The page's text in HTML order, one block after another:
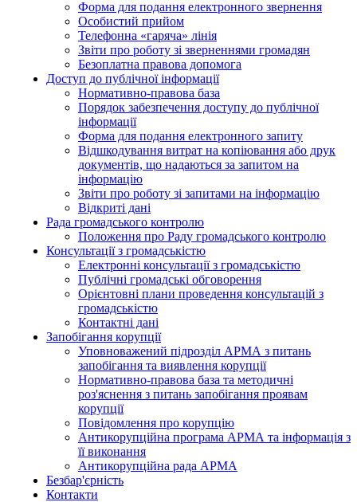
Форма для подання електронного звернення
Особистий прийом
Телефонна «гаряча» лінія
Звіти про роботу зі зверненнями громадян
Безоплатна правова допомога
Доступ до публічної інформації
Нормативно-правова база
Порядок забезпечення доступу до публічної
інформації
Форма для подання електронного запиту
Відшкодування витрат на копіювання або друк
документів, що надаються за запитом на
інформацію
Звіти про роботу зі запитами на інформацію
Відкриті дані
Рада громадського контролю
Положення про Раду громадського контролю
Консультації з громадськістю
Електронні консультації з громадськістю
Публічні громадські обговорення
Орієнтовні плани проведення консультацій з
громадськістю
Контактні дані
Запобігання корупції
Уповноважений підрозділ АРМА з питань
запобігання та виявлення корупції
Нормативно-правова база та методичні
роз'яснення з питань запобігання проявам
корупції
Повідомлення про корупцію
Антикорупційна програма АРМА та інформація з
її виконання
Антикорупційна рада АРМА
Безбар'єрність
Контакти